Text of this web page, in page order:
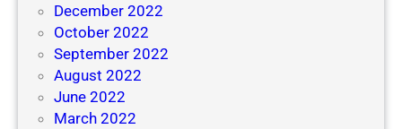
December 2022
October 2022
September 2022
August 2022
June 2022
March 2022